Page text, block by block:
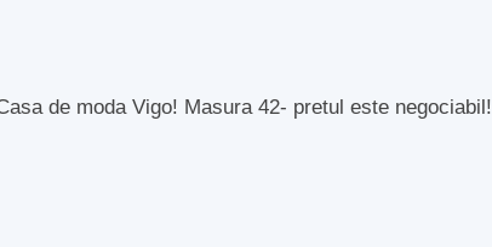
de moda Vigo! Masura 42- pretul este negociabil!